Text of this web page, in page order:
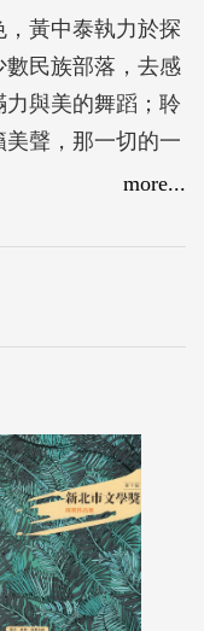
黃中泰執力於探
民族部落，去感
與美的舞蹈；聆
聲，那一切的一
筆帶上他的心，
的內心世界。
more...